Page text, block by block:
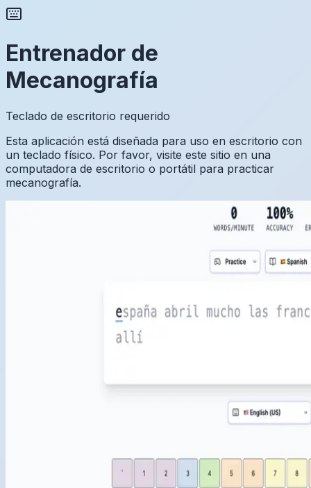
Entrenador de
Mecanografía
Teclado de escritorio requerido
Esta aplicación está diseñada para uso en escritorio con
un teclado físico. Por favor, visite este sitio en una
computadora de escritorio o portátil para practicar
mecanografía.